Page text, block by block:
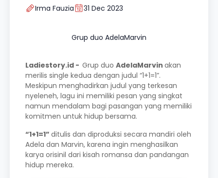
Irma Fauzia 31 Dec 2023
Grup duo AdelaMarvin
Ladiestory.id - Grup duo AdelaMarvin akan
merilis single kedua dengan judul “1+1=1”.
Meskipun menghadirkan judul yang terkesan
nyeleneh, lagu ini memiliki pesan yang singkat
namun mendalam bagi pasangan yang memiliki
komitmen untuk hidup bersama.
“1+1=1” ditulis dan diproduksi secara mandiri oleh
Adela dan Marvin, karena ingin menghasilkan
karya orisinil dari kisah romansa dan pandangan
hidup mereka.